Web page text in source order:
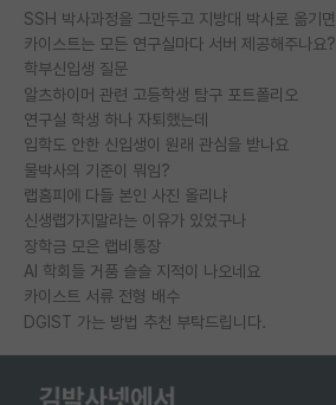
카이스트는 모든 연구실마다 서버 제공해주나요?
학부신입생 질문
알츠하이머 관련 고등학생 탐구 포트폴리오
연구실 학생 하나 자퇴했는데
입학도 안한 신입생이 원래 관심을 받나요
물박사의 기준이 뭐임?
랩홈피에 다들 본인 사진 올리냐
신생랩가지말라는 이유가 있었구나
장학금 모은 랩비통장
AI 학회들 거품 슬슬 지적이 나오네요
카이스트 서류 전형 배수
DGIST 가는 방법 추천 부탁드립니다.